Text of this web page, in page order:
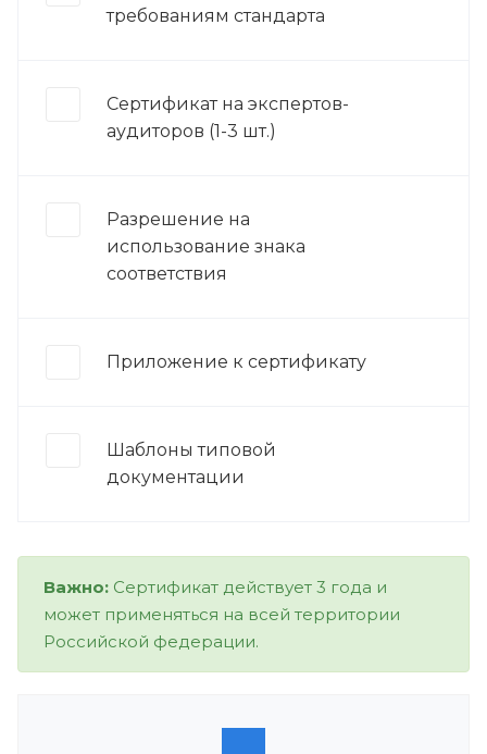
требованиям стандарта
Сертификат на экспертов-
аудиторов (1-3 шт.)
Разрешение на
использование знака
соответствия
Приложение к сертификату
Шаблоны типовой
документации
Важно: Сертификат действует 3 года и
может применяться на всей территории
Российской федерации.